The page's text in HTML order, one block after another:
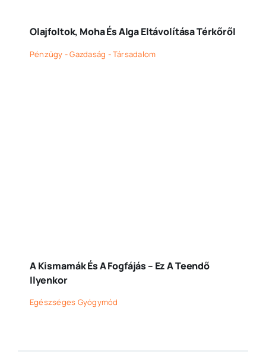
Olajfoltok, Moha És Alga Eltávolítása Térkőről
Pénzügy - Gazdaság - Társadalom
A Kismamák És A Fogfájás – Ez A Teendő
Ilyenkor
Egészséges Gyógymód